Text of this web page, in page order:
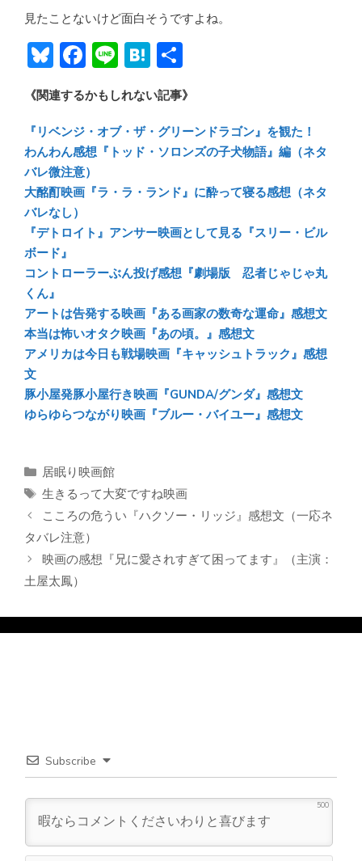
見たことないけど面白そうですよね。
Bl
u
e
sk
y
F
ac
e
b
o
ok
Li
n
e
H
at
e
n
a
有
《関連するかもしれない記事》
『リベンジ・オブ・ザ・グリーンドラゴン』を観た！
わんわん感想『トッド・ソロンズの子犬物語』編（ネタ
バレ微注意）
大酩酊映画『ラ・ラ・ランド』に酔って寝る感想（ネタ
バレなし）
『デトロイト』アンサー映画として見る『スリー・ビル
ボード』
コントローラーぶん投げ感想『劇場版 忍者じゃじゃ丸
くん』
アートは告発する映画『ある画家の数奇な運命』感想文
本当は怖いオタク映画『あの頃。』感想文
アメリカは今日も戦場映画『キャッシュトラック』感想
文
豚小屋発豚小屋行き映画『GUNDA/グンダ』感想文
ゆらゆらつながり映画『ブルー・バイユー』感想文
カ
テ
リ
ー
居眠り映画館
タ
グ
生きるって大変ですね映画
こころの危うい『ハクソー・リッジ』感想文（一応ネ
タバレ注意）
映画の感想『兄に愛されすぎて困ってます』（主演：
土屋太鳳）
Subscribe
500